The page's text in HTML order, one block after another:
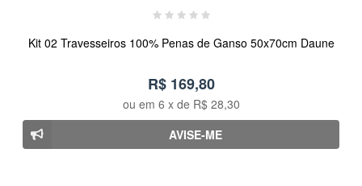
Kit 02 Travesseiros 100% Penas de Ganso 50x70cm Daune
R$ 169,80
ou em 6 x de R$ 28,30
AVISE-ME